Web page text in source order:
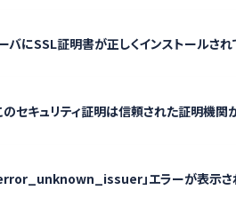
バにSSL証明書が正しくインストールさ
セキュリティ証明は信頼された証明機関
」エラーが表示さ